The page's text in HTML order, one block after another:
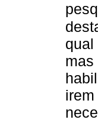
qual
mas